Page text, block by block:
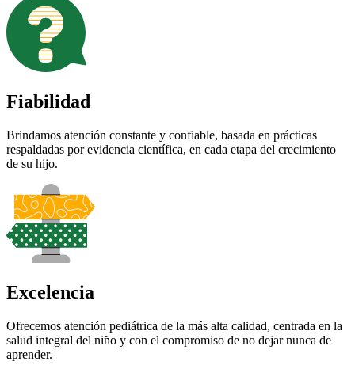
Fiabilidad
Brindamos atención constante y confiable, basada en prácticas
respaldadas por evidencia científica, en cada etapa del crecimiento
de su hijo.
Excelencia
Ofrecemos atención pediátrica de la más alta calidad, centrada en la
salud integral del niño y con el compromiso de no dejar nunca de
aprender.